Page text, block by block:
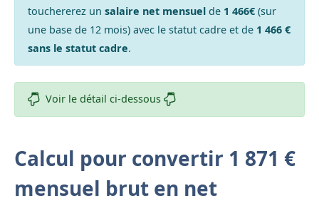
touchererez un salaire net mensuelde 1 466€(sur
une base de 12 mois) avec le statut cadre et de 1 466 €
sans le statut cadre.
Voir le détail ci-dessous
Calcul pour convertir 1 871 €
mensuel brut en net